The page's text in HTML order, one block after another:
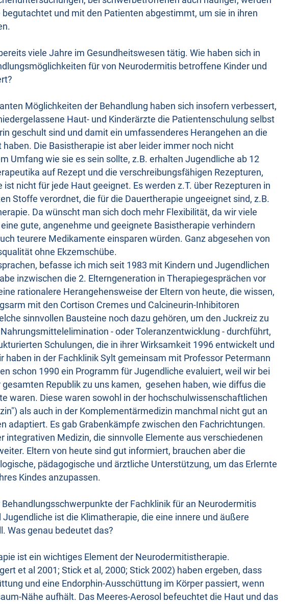
und mit den Patienten abgestimmt, um sie in ihren
viele Jahre im Gesundheitswesen tätig. Wie haben sich in
für von Neurodermitis betroffene Kinder und
Möglichkeiten der Behandlung haben sich insofern verbessert,
Haut- und Kinderärzte die Patientenschulung selbst
geschult sind und damit ein umfassenderes Herangehen an die
Die Basistherapie ist aber leider immer noch nicht
Umfang wie sie es sein sollte, z.B. erhalten Jugendliche ab 12
auf Rezept und die verschreibungsfähigen Rezepturen,
ist nicht für jede Haut geeignet. Es werden z.T. über Rezepturen in
Stoffe verordnet, die für die Dauertherapie ungeeignet sind, z.B.
Da wünscht man sich doch mehr Flexibilität, da wir viele
gute, angenehme und geeignete Basistherapie verhindern
teurere Medikamente einsparen würden. Ganz abgesehen von
ohne Ekzemschübe.
befasse ich mich seit 1983 mit Kindern und Jugendlichen
inzwischen die 2. Elterngeneration in Therapiegesprächen vor
rationalere Herangehensweise der Eltern von heute, die wissen,
mit den Cortison Cremes und Calcineurin-Inhibitoren
sinnvollen Bausteine noch dazu gehören, um den Juckreiz zu
- oder Toleranzentwicklung - durchführt,
Schulungen, die in ihrer Wirksamkeit 1996 entwickelt und
haben in der Fachklinik Sylt gemeinsam mit Professor Petermann
schon 1990 ein Programm für Jugendliche evaluiert, weil wir bei
Republik zu uns kamen, gesehen haben, wie diffus die
waren. Diese waren sowohl in der hochschulwissenschaftlichen
als auch in der Komplementärmedizin manchmal nicht gut an
adaptiert. Es gab Grabenkämpfe zwischen den Fachrichtungen.
integrativen Medizin, die sinnvolle Elemente aus verschiedenen
Eltern von heute sind gut informiert, brauchen aber die
pädagogische und ärztliche Unterstützung, um das Erlernte
Kindes anzupassen.
Behandlungsschwerpunkte der Fachklinik für an Neurodermitis
ist die Klimatherapie, die eine innere und äußere
Was genau bedeutet das?
ist ein wichtiges Element der Neurodermitistherapie.
et al 2001; Stick et al, 2000; Stick 2002) haben ergeben, dass
und eine Endorphin-Ausschüttung im Körper passiert, wenn
Nähe aufhält. Das Meeres-Aerosol befeuchtet die Haut und das